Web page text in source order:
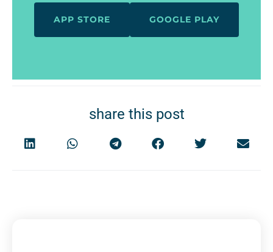
APP STORE GOOGLE PLAY
share this post